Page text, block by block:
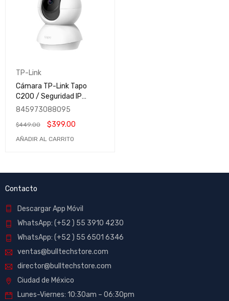
TP-Link
Cámara TP-Link Tapo
C200 / Seguridad IP
Smart WiFi Domo para
1920x1080 Full HD /
Día/Noche /
845973088095
$449.00 $399.00
AÑADIR AL CARRITO
Contacto
Descargar App Móvil
WhatsApp: (+52 ) 55 3910 4230
WhatsApp: (+52 ) 55 6501 6346
ventas@bulltechstore.com
director@bulltechstore.com
Ciudad de México
Lunes-Viernes: 10:30am – 06:30pm